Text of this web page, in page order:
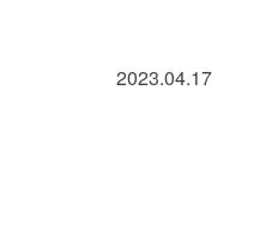
2023.04.17